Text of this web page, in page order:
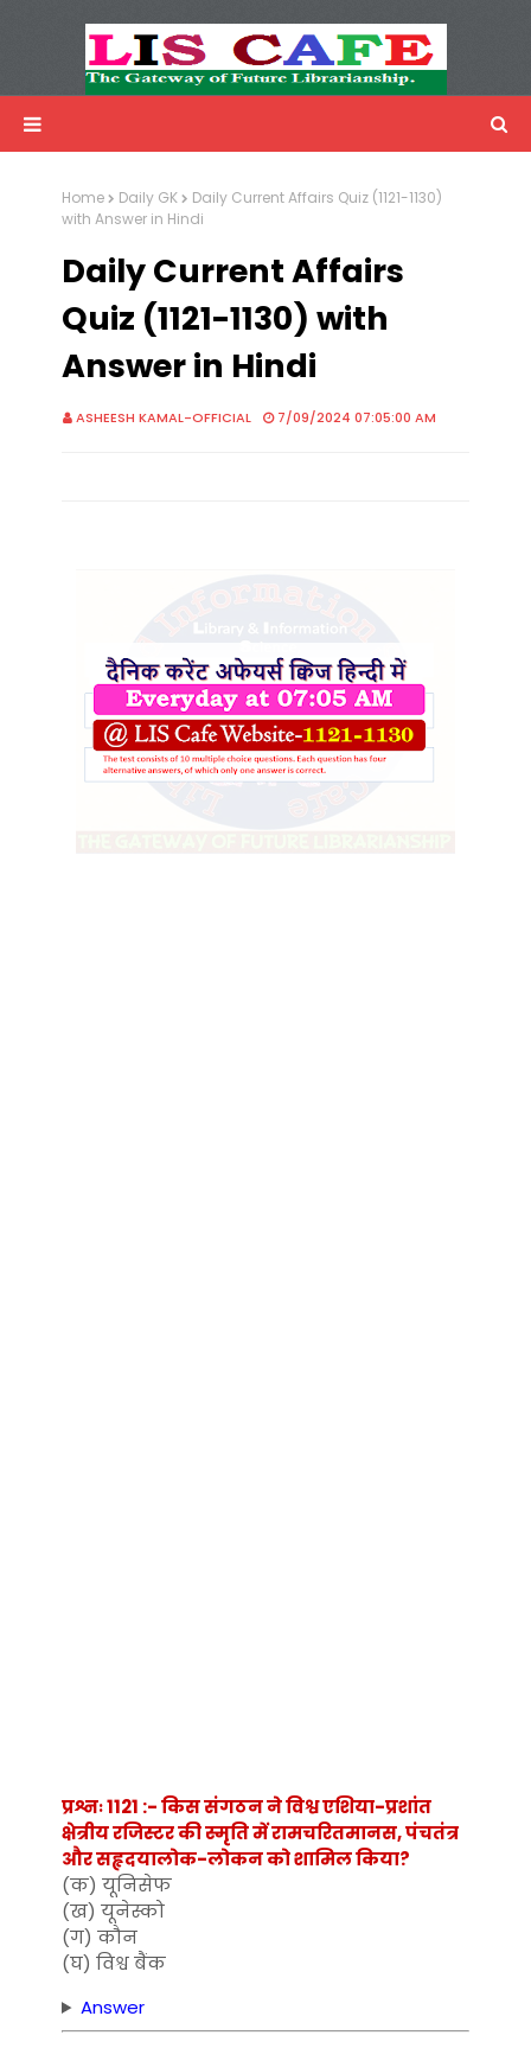
Advertisemnet
Home Daily GK
Daily Current Affairs Quiz (1121-1130)
with Answer in Hindi
Daily Current Affairs
Quiz (1121-1130) with
Answer in Hindi
ASHEESH KAMAL-OFFICIAL 7/09/2024 07:05:00 AM
प्रश्नः 1121 :- किस संगठन ने विश्व एशिया-प्रशांत
क्षेत्रीय रजिस्टर की स्मृति में रामचरितमानस, पंचतंत्र
और सहृदयालोक-लोकन को शामिल किया?
(क) यूनिसेफ
(ख) यूनेस्को
(ग) कौन
(घ) विश्व बैंक
Answer